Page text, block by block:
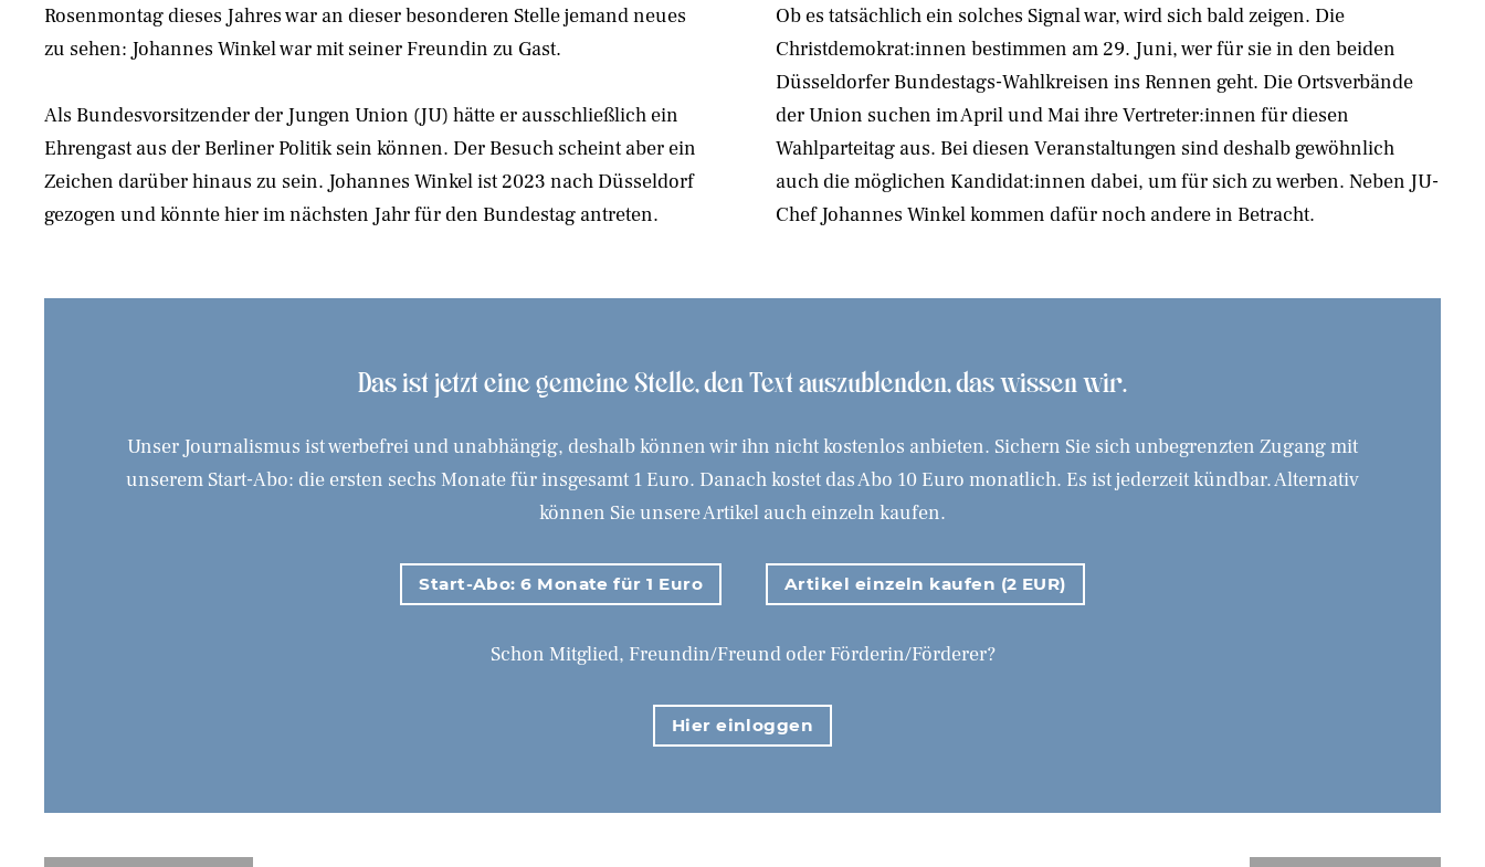
Rosenmontag dieses Jahres war an dieser besonderen Stelle jemand neues
zu sehen: Johannes Winkel war mit seiner Freundin zu Gast.
Als Bundesvorsitzender der Jungen Union (JU) hätte er ausschließlich ein
Ehrengast aus der Berliner Politik sein können. Der Besuch scheint aber ein
Zeichen darüber hinaus zu sein. Johannes Winkel ist 2023 nach Düsseldorf
gezogen und könnte hier im nächsten Jahr für den Bundestag antreten.
Ob es tatsächlich ein solches Signal war, wird sich bald zeigen. Die
Christdemokrat:innen bestimmen am 29. Juni, wer für sie in den beiden
Düsseldorfer Bundestags-Wahlkreisen ins Rennen geht. Die Ortsverbände
der Union suchen im April und Mai ihre Vertreter:innen für diesen
Wahlparteitag aus. Bei diesen Veranstaltungen sind deshalb gewöhnlich
auch die möglichen Kandidat:innen dabei, um für sich zu werben. Neben JU-
Chef Johannes Winkel kommen dafür noch andere in Betracht.
Das ist jetzt eine gemeine Stelle, den Text auszublenden, das wissen wir.
Unser Journalismus ist werbefrei und unabhängig, deshalb können wir ihn nicht kostenlos anbieten. Sichern Sie sich unbegrenzten Zugang mit
unserem Start-Abo: die ersten sechs Monate für insgesamt 1 Euro. Danach kostet das Abo 10 Euro monatlich. Es ist jederzeit kündbar. Alternativ
können Sie unsere Artikel auch einzeln kaufen.
Start-Abo: 6 Monate für 1 Euro Artikel einzeln kaufen (2 EUR)
Schon Mitglied, Freundin/Freund oder Förderin/Förderer?
Hier einloggen